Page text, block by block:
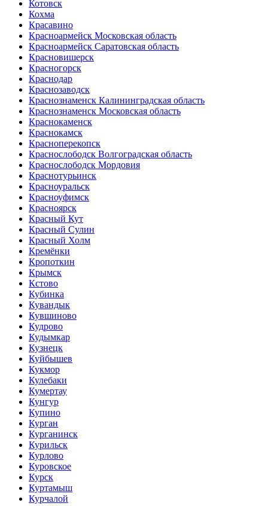
Котовск
Кохма
Красавино
Красноармейск Московская область
Красноармейск Саратовская область
Красновишерск
Красногорск
Краснодар
Краснозаводск
Краснознаменск Калининградская область
Краснознаменск Московская область
Краснокаменск
Краснокамск
Красноперекопск
Краснослободск Волгоградская область
Краснослободск Мордовия
Краснотурьинск
Красноуральск
Красноуфимск
Красноярск
Красный Кут
Красный Сулин
Красный Холм
Кремёнки
Кропоткин
Крымск
Кстово
Кубинка
Кувандык
Кувшиново
Кудрово
Кудымкар
Кузнецк
Куйбышев
Кукмор
Кулебаки
Кумертау
Кунгур
Купино
Курган
Курганинск
Курильск
Курлово
Куровское
Курск
Куртамыш
Курчалой